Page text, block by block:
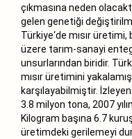
çıkmasına neden
gelen genetiği
Türkiye‘de mısır
üzere tarım-sanayi
unsurlarından biridir.
mısır üretimini
karşılayabilmiştir.
3.8 milyon tona, 2007
Kilogram başına 6.7
üretimdeki gerilemeyi